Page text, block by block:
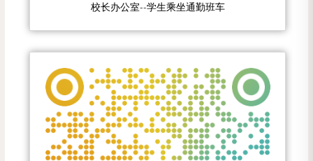
校长办公室--学生乘坐通勤班车